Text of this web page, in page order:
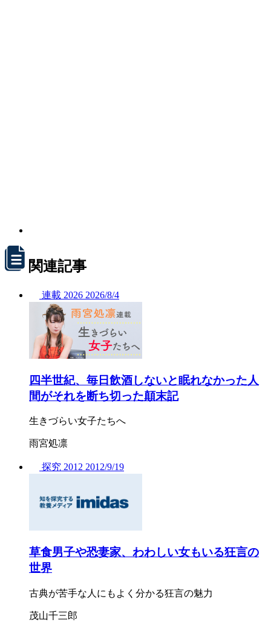
関連記事
連載 2026 2026/8/4
四半世紀、毎日飲酒しないと眠れなかった人
間がそれを断ち切った顛末記
生きづらい女子たちへ
雨宮処凛
探究 2012 2012/9/19
草食男子や恐妻家、わわしい女もいる狂言の
世界
古典が苦手な人にもよく分かる狂言の魅力
茂山千三郎